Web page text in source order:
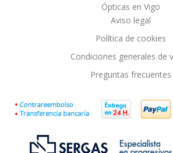
Ópticas en Vigo
Aviso legal
Política de cookies
Condiciones generales de
Preguntas frecuentes